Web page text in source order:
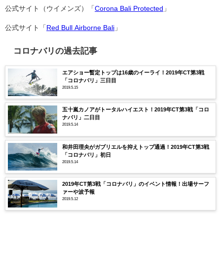
公式サイト（ウイメンズ）「 Corona Bali Protected 」
公式サイト「 Red Bull Airborne Bali 」
コロナバリの過去記事
エアショー暫定トップは16歳のイーライ！2019年CT第3戦
「コロナバリ」三日目
2019.5.15
五十嵐カノアがトータルハイエスト！2019年CT第3戦「コロ
ナバリ」二日目
2019.5.14
和井田理央がガブリエルを抑えトップ通過！2019年CT第3戦
「コロナバリ」初日
2019.5.14
2019年CT第3戦「コロナバリ」のイベント情報！出場サーフ
ァーや波予報
2019.5.12